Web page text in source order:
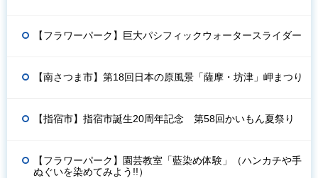
【フラワーパーク】巨大パシフィックウォータースライダー
【南さつま市】第18回日本の原風景「薩摩・坊津」岬まつり
【指宿市】指宿市誕生20周年記念 第58回かいもん夏祭り
【フラワーパーク】園芸教室「藍染め体験」（ハンカチや手
ぬぐいを染めてみよう!!）